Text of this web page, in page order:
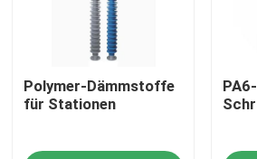
Über uns
Polymer-Dämmstoffe
für Stationen